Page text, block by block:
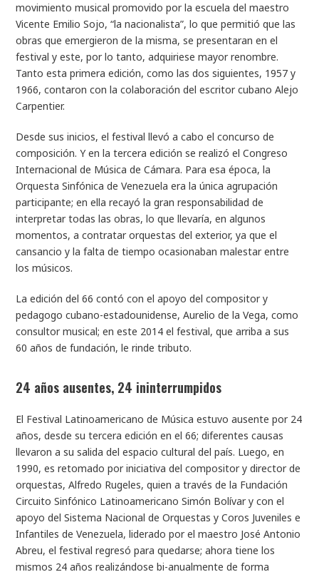
movimiento musical promovido por la escuela del maestro
Vicente Emilio Sojo, “la nacionalista”, lo que permitió que las
obras que emergieron de la misma, se presentaran en el
festival y este, por lo tanto, adquiriese mayor renombre.
Tanto esta primera edición, como las dos siguientes, 1957 y
1966, contaron con la colaboración del escritor cubano Alejo
Carpentier.
Desde sus inicios, el festival llevó a cabo el concurso de
composición. Y en la tercera edición se realizó el Congreso
Internacional de Música de Cámara. Para esa época, la
Orquesta Sinfónica de Venezuela era la única agrupación
participante; en ella recayó la gran responsabilidad de
interpretar todas las obras, lo que llevaría, en algunos
momentos, a contratar orquestas del exterior, ya que el
cansancio y la falta de tiempo ocasionaban malestar entre
los músicos.
La edición del 66 contó con el apoyo del compositor y
pedagogo cubano-estadounidense, Aurelio de la Vega, como
consultor musical; en este 2014 el festival, que arriba a sus
60 años de fundación, le rinde tributo.
24 años ausentes, 24 ininterrumpidos
El Festival Latinoamericano de Música estuvo ausente por 24
años, desde su tercera edición en el 66; diferentes causas
llevaron a su salida del espacio cultural del país. Luego, en
1990, es retomado por iniciativa del compositor y director de
orquestas, Alfredo Rugeles, quien a través de la Fundación
Circuito Sinfónico Latinoamericano Simón Bolívar y con el
apoyo del Sistema Nacional de Orquestas y Coros Juveniles e
Infantiles de Venezuela, liderado por el maestro José Antonio
Abreu, el festival regresó para quedarse; ahora tiene los
mismos 24 años realizándose bi-anualmente de forma